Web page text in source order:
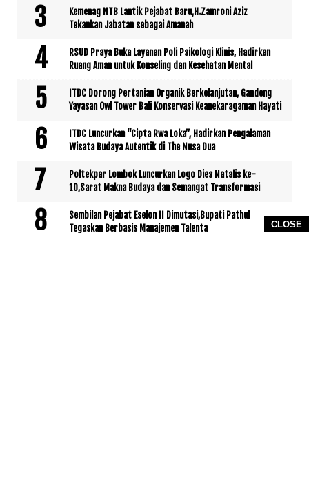
CLOSE
Kemenag NTB Lantik Pejabat Baru,H.Zamroni Aziz
Tekankan Jabatan sebagai Amanah
RSUD Praya Buka Layanan Poli Psikologi Klinis, Hadirkan
Ruang Aman untuk Konseling dan Kesehatan Mental
ITDC Dorong Pertanian Organik Berkelanjutan, Gandeng
Yayasan Owl Tower Bali Konservasi Keanekaragaman Hayati
ITDC Luncurkan “Cipta Rwa Loka”, Hadirkan Pengalaman
Wisata Budaya Autentik di The Nusa Dua
Poltekpar Lombok Luncurkan Logo Dies Natalis ke-
10,Sarat Makna Budaya dan Semangat Transformasi
Sembilan Pejabat Eselon II Dimutasi,Bupati Pathul
Tegaskan Berbasis Manajemen Talenta